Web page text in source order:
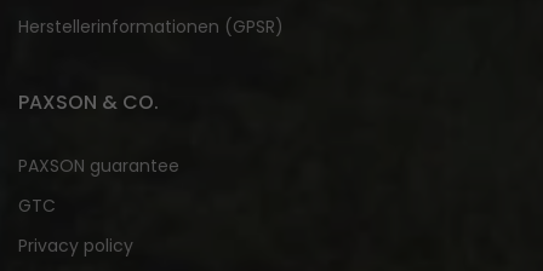
Herstellerinformationen (GPSR)
PAXSON & CO.
PAXSON guarantee
GTC
Privacy policy